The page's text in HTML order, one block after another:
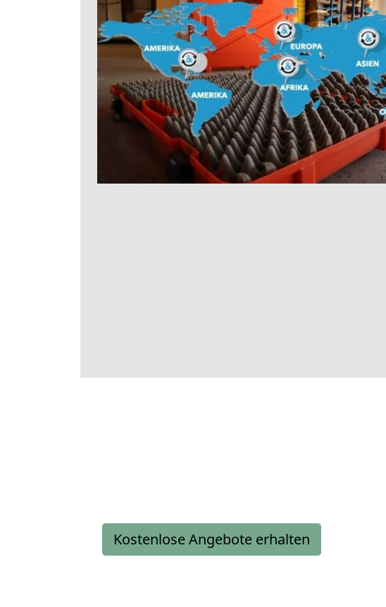
Kostenlose Angebote erhalten